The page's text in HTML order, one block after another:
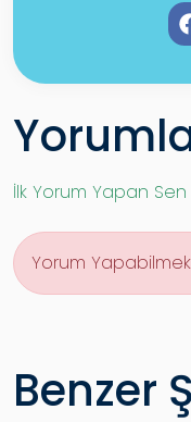
İlk Yorum Yapan Sen
Yorum
Benzer